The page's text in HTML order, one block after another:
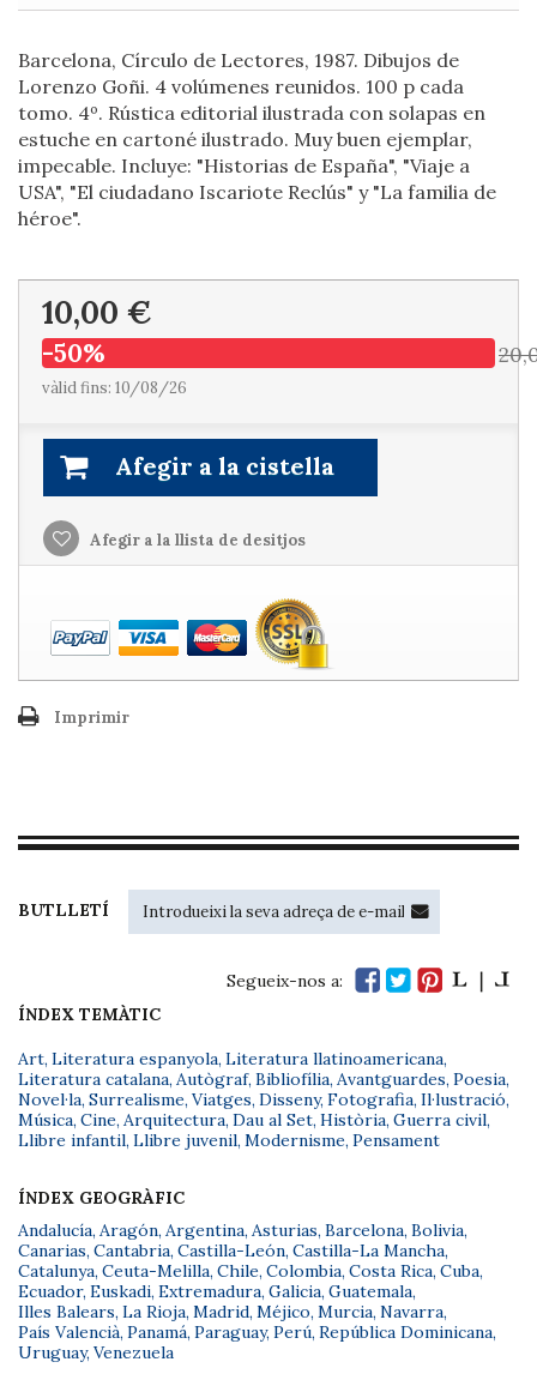
Barcelona, Círculo de Lectores, 1987. Dibujos de
Lorenzo Goñi. 4 volúmenes reunidos. 100 p cada
tomo. 4º. Rústica editorial ilustrada con solapas en
estuche en cartoné ilustrado. Muy buen ejemplar,
impecable. Incluye: "Historias de España", "Viaje a
USA", "El ciudadano Iscariote Reclús" y "La familia de
héroe".
10,00 €
-50%
vàlid fins: 10/08/26
Afegir a la cistella
Afegir a la llista de desitjos
Imprimir
BUTLLETÍ
Segueix-nos a:
ÍNDEX TEMÀTIC
Art, Literatura espanyola, Literatura llatinoamericana,
Literatura catalana, Autògraf, Bibliofília, Avantguardes, Poesia,
Novel·la, Surrealisme, Viatges, Disseny, Fotografia, Il·lustració,
Música, Cine, Arquitectura, Dau al Set, Història, Guerra civil,
Llibre infantil, Llibre juvenil, Modernisme, Pensament
ÍNDEX GEOGRÀFIC
Andalucía, Aragón, Argentina, Asturias, Barcelona, Bolivia,
Canarias, Cantabria, Castilla-León, Castilla-La Mancha,
Catalunya, Ceuta-Melilla, Chile, Colombia, Costa Rica, Cuba,
Ecuador, Euskadi, Extremadura, Galicia, Guatemala,
Illes Balears, La Rioja, Madrid, Méjico, Murcia, Navarra,
País Valencià, Panamá, Paraguay, Perú, República Dominicana,
Uruguay, Venezuela